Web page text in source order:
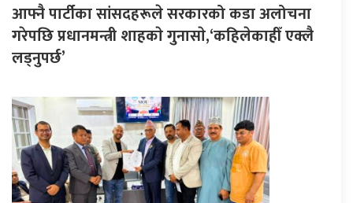
आफ्नै पार्टीका सांसदहरूले सरकारको कडा अलोचना
गरेपछि प्रधानमन्त्री शाहकाे गुनासाे,‘कहिलेकाहीँ एक्लै
लड्नुपर्छ’